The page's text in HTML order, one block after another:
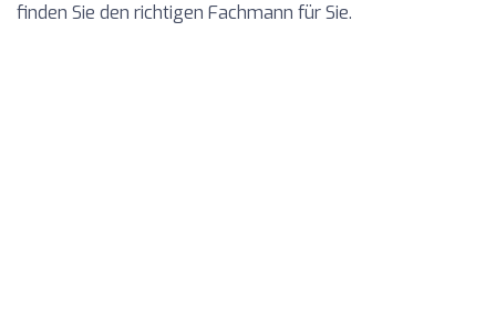
finden Sie den richtigen Fachmann für Sie.